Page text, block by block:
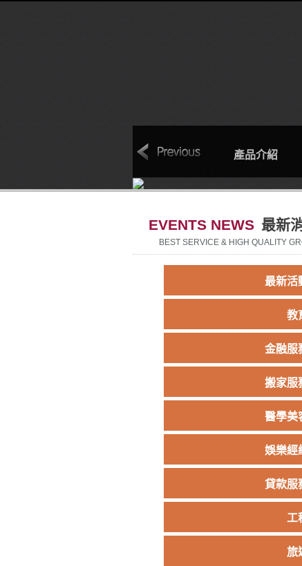
回首頁 產品介紹
EVENTS NEWS 最新
BEST SERVICE & HIGH QUALITY
最新活
教
金融服
搬家服
醫學美
娛樂經
貸款服
工
旅